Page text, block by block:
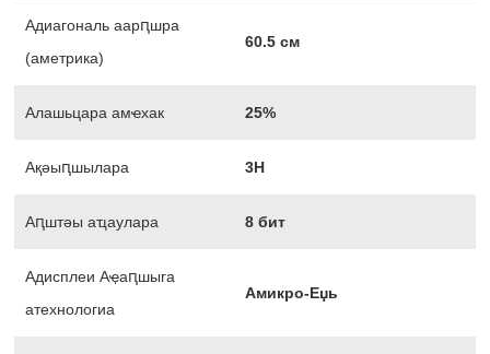
Адиагональ аарԥшра
(аметрика)
60.5 см
Алашьцара амҽхак 25%
Ақәыԥшылара 3Н
Аԥштәы аҵаулара 8 бит
Адисплеи Аҿаԥшыга
атехнологиа
Амикро-Еџь